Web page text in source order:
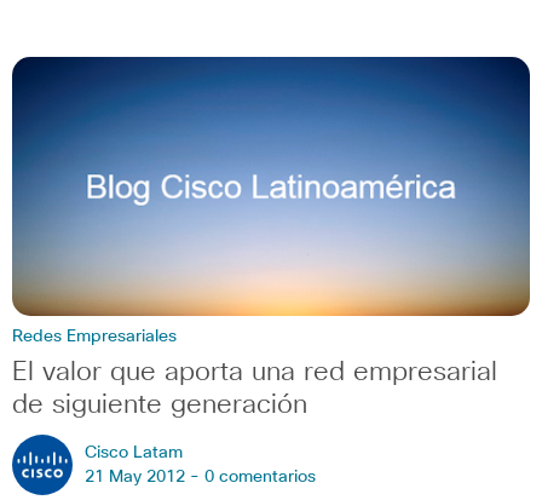
Redes Empresariales
El valor que aporta una red empresarial
de siguiente generación
Cisco Latam
21 May 2012 - 0 comentarios